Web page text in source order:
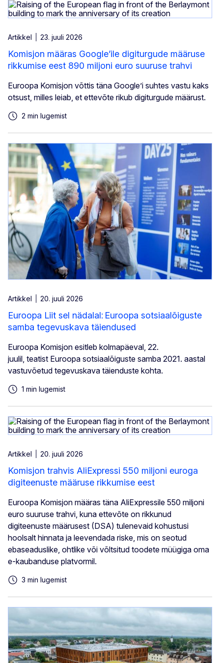
Artikkel 23. juuli 2026
Komisjon määras Google’ile digiturgude määruse
rikkumise eest 890 miljoni euro suuruse trahvi
Euroopa Komisjon võttis täna Google’i suhtes vastu kaks
otsust, milles leiab, et ettevõte rikub digiturgude määrust.
2 min lugemist
Artikkel 20. juuli 2026
Euroopa Liit sel nädalal: Euroopa sotsiaalõiguste
samba tegevuskava täiendused
Euroopa Komisjon esitleb kolmapäeval, 22.
juulil, teatist Euroopa sotsiaalõiguste samba 2021. aastal
vastuvõetud tegevuskava täienduste kohta.
1 min lugemist
Artikkel 20. juuli 2026
Komisjon trahvis AliExpressi 550 miljoni euroga
digiteenuste määruse rikkumise eest
Euroopa Komisjon määras täna AliExpressile 550 miljoni
euro suuruse trahvi, kuna ettevõte on rikkunud
digiteenuste määrusest (DSA) tulenevaid kohustusi
hoolsalt hinnata ja leevendada riske, mis on seotud
ebaseaduslike, ohtlike või võltsitud toodete müügiga oma
e-kaubanduse platvormil.
3 min lugemist